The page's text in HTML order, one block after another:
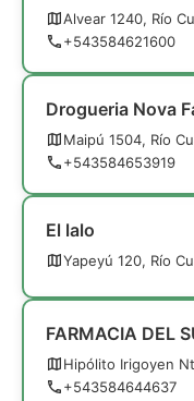
Alvear 1240, Río
+543584621600
Drogueria Nova
Maipú 1504, Río
+543584653919
El lalo
Yapeyú 120, Río
FARMACIA DEL
Hipólito Irigoyen
+543584644637